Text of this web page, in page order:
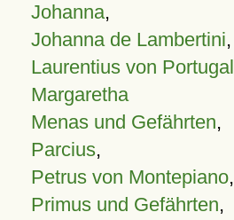
Johanna,
Johanna de Lambertini,
Laurentius von Portugal
Margaretha
Menas und Gefährten,
Parcius,
Petrus von Montepiano,
Primus und Gefährten,